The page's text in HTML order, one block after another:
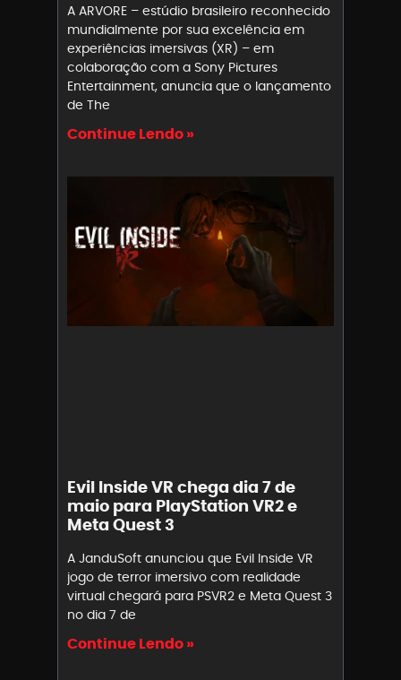
A ARVORE – estúdio brasileiro reconhecido
mundialmente por sua excelência em
experiências imersivas (XR) – em
colaboração com a Sony Pictures
Entertainment, anuncia que o lançamento
de The
Continue Lendo »
Evil Inside VR chega dia 7 de
maio para PlayStation VR2 e
Meta Quest 3
A JanduSoft anunciou que Evil Inside VR
jogo de terror imersivo com realidade
virtual chegará para PSVR2 e Meta Quest 3
no dia 7 de
Continue Lendo »